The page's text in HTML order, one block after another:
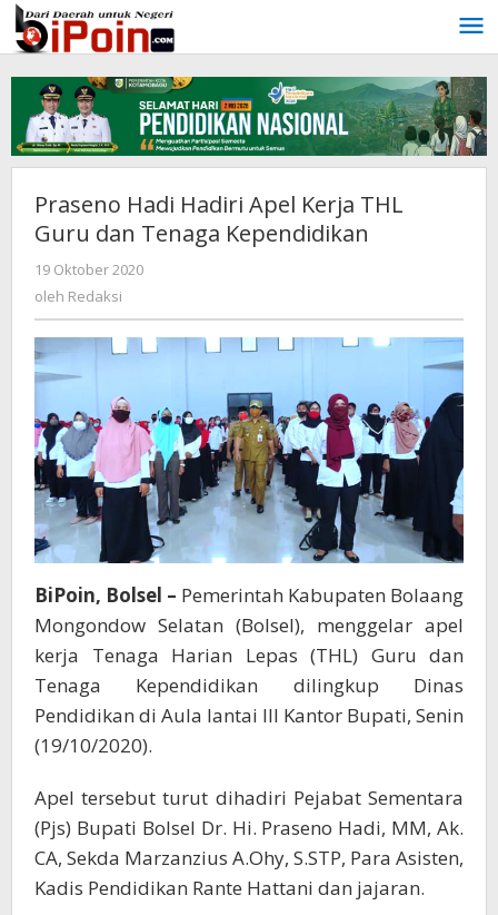
Lewati
ke
konten
Praseno Hadi Hadiri Apel Kerja THL
Guru dan Tenaga Kependidikan
19 Oktober 2020
oleh Redaksi
BiPoin, Bolsel – Pemerintah Kabupaten Bolaang
Mongondow Selatan (Bolsel), menggelar apel
kerja Tenaga Harian Lepas (THL) Guru dan
Tenaga Kependidikan dilingkup Dinas
Pendidikan di Aula lantai III Kantor Bupati, Senin
(19/10/2020).
Apel tersebut turut dihadiri Pejabat Sementara
(Pjs) Bupati Bolsel Dr. Hi. Praseno Hadi, MM, Ak.
CA, Sekda Marzanzius A.Ohy, S.STP, Para Asisten,
Kadis Pendidikan Rante Hattani dan jajaran.